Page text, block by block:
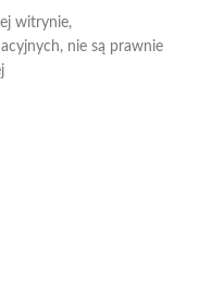
witrynie,
nie są prawnie